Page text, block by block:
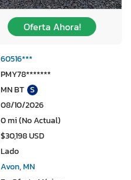
Oferta Ahora!
60516***
PMY78*******
MN BT S
08/10/2026
0 mi (No Actual)
$30,198 USD
Lado
Avon, MN